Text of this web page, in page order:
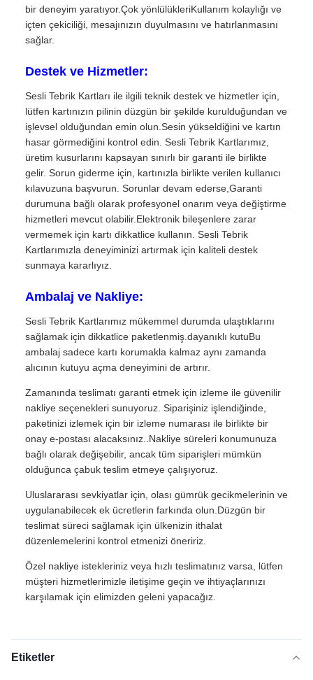
bir deneyim yaratıyor.Çok yönlülükleriKullanım kolaylığı ve
içten çekiciliği, mesajınızın duyulmasını ve hatırlanmasını
sağlar.
Destek ve Hizmetler:
Sesli Tebrik Kartları ile ilgili teknik destek ve hizmetler için,
lütfen kartınızın pilinin düzgün bir şekilde kurulduğundan ve
işlevsel olduğundan emin olun.Sesin yükseldiğini ve kartın
hasar görmediğini kontrol edin. Sesli Tebrik Kartlarımız,
üretim kusurlarını kapsayan sınırlı bir garanti ile birlikte
gelir. Sorun giderme için, kartınızla birlikte verilen kullanıcı
kılavuzuna başvurun. Sorunlar devam ederse,Garanti
durumuna bağlı olarak profesyonel onarım veya değiştirme
hizmetleri mevcut olabilir.Elektronik bileşenlere zarar
vermemek için kartı dikkatlice kullanın. Sesli Tebrik
Kartlarımızla deneyiminizi artırmak için kaliteli destek
sunmaya kararlıyız.
Ambalaj ve Nakliye:
Sesli Tebrik Kartlarımız mükemmel durumda ulaştıklarını
sağlamak için dikkatlice paketlenmiş.dayanıklı kutuBu
ambalaj sadece kartı korumakla kalmaz aynı zamanda
alıcının kutuyu açma deneyimini de artırır.
Zamanında teslimatı garanti etmek için izleme ile güvenilir
nakliye seçenekleri sunuyoruz. Siparişiniz işlendiğinde,
paketinizi izlemek için bir izleme numarası ile birlikte bir
onay e-postası alacaksınız..Nakliye süreleri konumunuza
bağlı olarak değişebilir, ancak tüm siparişleri mümkün
olduğunca çabuk teslim etmeye çalışıyoruz.
Uluslararası sevkiyatlar için, olası gümrük gecikmelerinin ve
uygulanabilecek ek ücretlerin farkında olun.Düzgün bir
teslimat süreci sağlamak için ülkenizin ithalat
düzenlemelerini kontrol etmenizi öneririz.
Özel nakliye istekleriniz veya hızlı teslimatınız varsa, lütfen
müşteri hizmetlerimizle iletişime geçin ve ihtiyaçlarınızı
karşılamak için elimizden geleni yapacağız.
Etiketler